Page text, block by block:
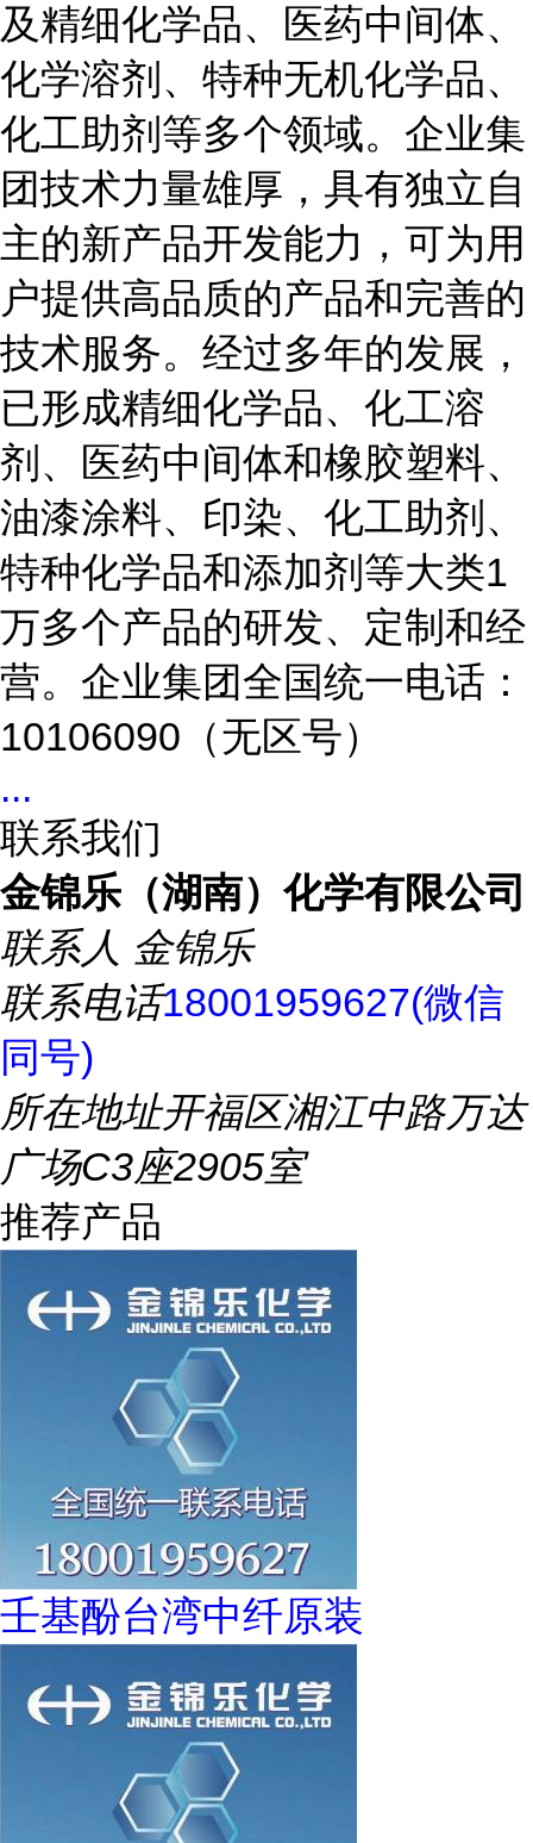
及精细化学品、医药中间体、
化学溶剂、特种无机化学品、
化工助剂等多个领域。企业集
团技术力量雄厚，具有独立自
主的新产品开发能力，可为用
户提供高品质的产品和完善的
技术服务。经过多年的发展，
已形成精细化学品、化工溶
剂、医药中间体和橡胶塑料、
油漆涂料、印染、化工助剂、
特种化学品和添加剂等大类1
万多个产品的研发、定制和经
营。企业集团全国统一电话：
10106090（无区号）
...
联系我们
金锦乐（湖南）化学有限公司
联系人 金锦乐
联系电话18001959627(微信
同号)
所在地址开福区湘江中路万达
广场C3座2905室
推荐产品
壬基酚台湾中纤原装